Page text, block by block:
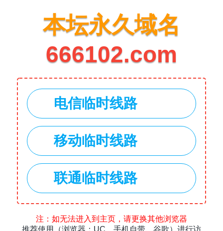
本坛永久域名
666102.com
电信临时线路
移动临时线路
联通临时线路
注：如无法进入到主页，请更换其他浏览器
推荐使用（浏览器：UC、手机自带、谷歌）进行访